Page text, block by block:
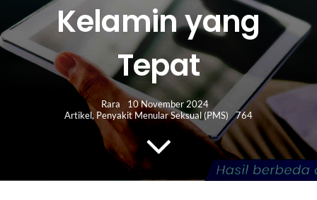
for:
Kelamin yang
Tepat
Rara
10 November 2024
Artikel, Penyakit Menular Seksual (PMS) 764